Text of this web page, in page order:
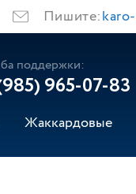
Пишите:
поддержки:
965-07-83
Жаккардовые